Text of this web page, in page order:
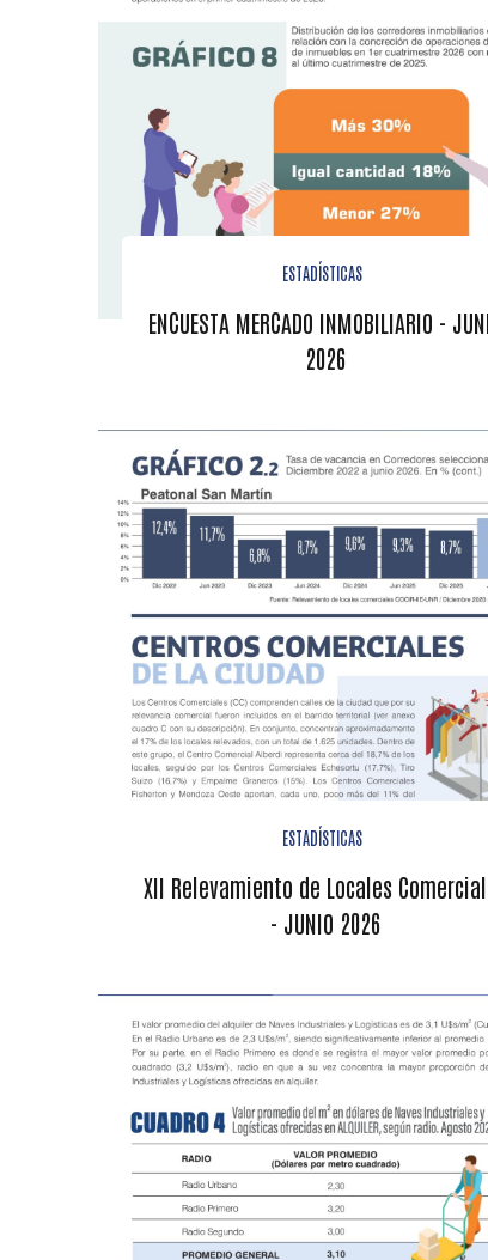
ESTADÍSTICAS
ENCUESTA MERCADO INMOBILIARIO -
2026
ESTADÍSTICAS
XII Relevamiento de Locales
- JUNIO 2026